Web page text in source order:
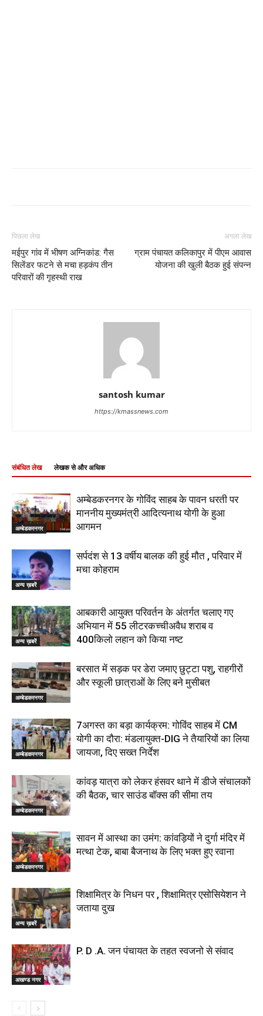
पिछला लेख
मईपुर गांव में भीषण अग्निकांड: गैस
सिलेंडर फटने से मचा हड़कंप तीन
परिवारों की गृहस्थी राख
अगला लेख
ग्राम पंचायत कलिकापुर में पीएम आवास
योजना की खुली बैठक हुई संपन्न
santosh kumar
https://kmassnews.com
संबंधित लेख लेखक से और अधिक
अम्बेडकरनगर
अम्बेडकरनगर के गोविंद साहब के पावन धरती पर
माननीय मुख्यमंत्री आदित्यनाथ योगी के हुआ
आगमन
अन्य ख़बरें
सर्पदंश से 13 वर्षीय बालक की हुई मौत , परिवार में
मचा कोहराम
अन्य ख़बरें
आबकारी आयुक्त परिवर्तन के अंतर्गत चलाए गए
अभियान में 55 लीटरकच्चीअवैध शराब व
400किलो लहान को किया नष्ट
अम्बेडकरनगर
बरसात में सड़क पर डेरा जमाए छुट्टा पशु, राहगीरों
और स्कूली छात्राओं के लिए बने मुसीबत
अम्बेडकरनगर
7अगस्त का बड़ा कार्यक्रम: गोविंद साहब में CM
योगी का दौरा: मंडलायुक्त-DIG ने तैयारियों का लिया
जायजा, दिए सख्त निर्देश
अम्बेडकरनगर
कांवड़ यात्रा को लेकर हंसवर थाने में डीजे संचालकों
की बैठक, चार साउंड बॉक्स की सीमा तय
अम्बेडकरनगर
सावन में आस्था का उमंग: कांवड़ियों ने दुर्गा मंदिर में
मत्था टेक, बाबा बैजनाथ के लिए भक्त हुए रवाना
अन्य ख़बरें
शिक्षामित्र के निधन पर , शिक्षामित्र एसोसियेशन ने
जताया दुख
अखण्ड नगर
P. D .A. जन पंचायत के तहत स्वजनो से संवाद